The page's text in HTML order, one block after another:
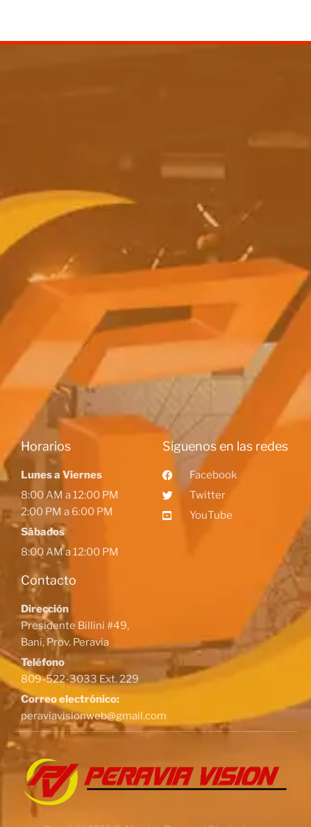
Horarios
Lunes a Viernes
8:00 AM a 12:00 PM
2:00 PM a 6:00 PM
Sábados
8:00 AM a 12:00 PM
Contacto
Dirección
Presidente Billini #49,
Baní, Prov. Peravia
Teléfono
809-522-3033 Ext. 229
Correo electrónico:
peraviavisionweb@gmail.com
Siguenos en las redes
Facebook
Twitter
YouTube